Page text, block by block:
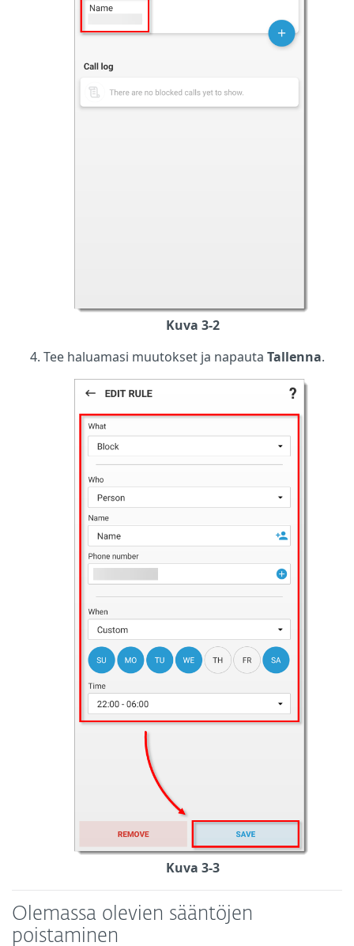
Kuva 3-2
Tee haluamasi muutokset ja napauta Tallenna.
Kuva 3-3
Olemassa olevien sääntöjen
poistaminen